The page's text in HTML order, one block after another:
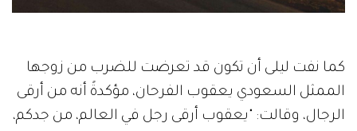
كما نفت ليلى أن تكون قد تعرضت للضرب من زوجها
الممثل السعودي يعقوب الفرحان، مؤكدةً أنه من أرقى
الرجال، وقالت: "يعقوب أرقى رجل في العالم، من جدكم،